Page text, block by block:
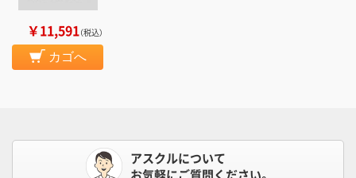
￥11,591（税込）
カゴへ
アスクルについて
お気軽にご質問ください。